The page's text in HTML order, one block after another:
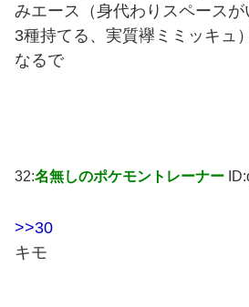
みエース（身代わりスペース
3種持てる、実質襷ミミッキュ
なるで
32:名無しのポケモントレーナー
>>30
キモ